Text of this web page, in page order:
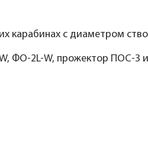
карабинах с диаметром
ФО-2L-W, прожектор ПОС-3